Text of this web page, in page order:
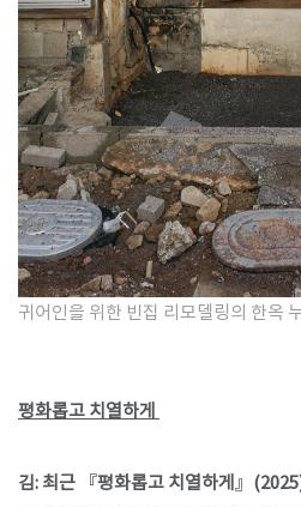
귀어인을 위한 빈집 리모델링의 한옥
평화롭고 치열하게
김: 최근 『평화롭고 치열하게』